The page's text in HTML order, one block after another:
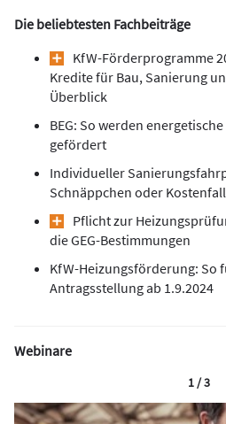
Die beliebtesten Fachbeiträge
KfW-Förderprogramme
Kredite für Bau, Sanierung
Überblick
BEG: So werden
gefördert
Individueller
Schnäppchen oder
Pflicht zur
die GEG-Bestimmungen
KfW-Heizungsförderung: So
Antragsstellung ab 1.9.2024
Webinare
1 / 3